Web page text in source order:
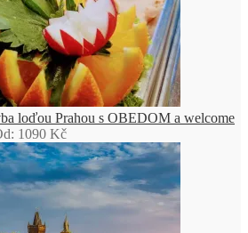
loďou Prahou s OBEDOM a welcome
1090 Kč